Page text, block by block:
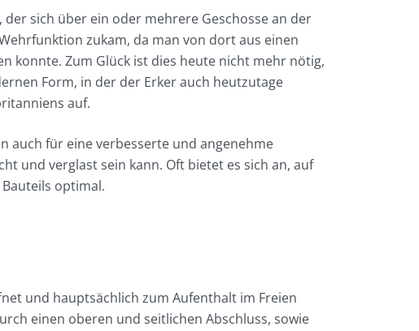
sich über ein oder mehrere Geschosse an der
zukam, da man von dort aus einen
konnte. Zum Glück ist dies heute nicht mehr nötig,
Form, in der der Erker auch heutzutage
auf.
auch für eine verbesserte und angenehme
und verglast sein kann. Oft bietet es sich an, auf
optimal.
und hauptsächlich zum Aufenthalt im Freien
einen oberen und seitlichen Abschluss, sowie